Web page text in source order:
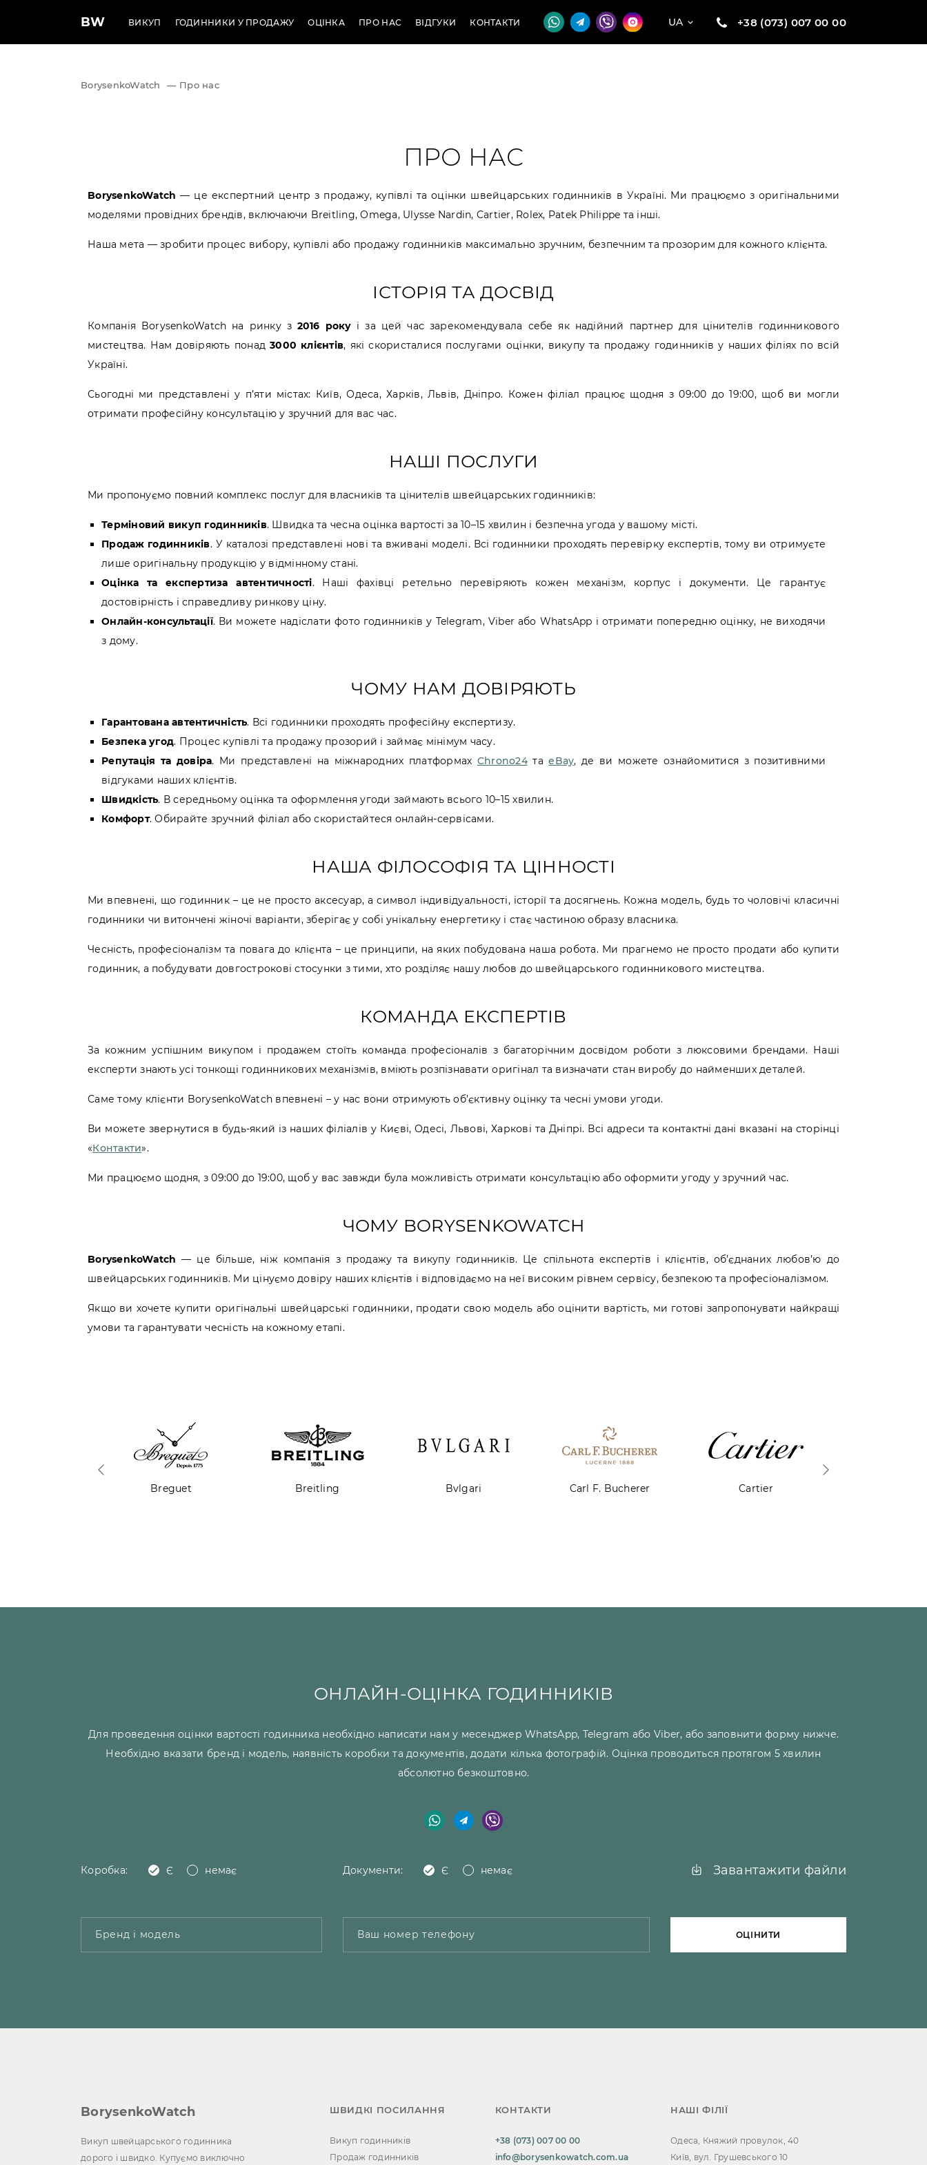
BW ВИКУП ГОДИННИКИ У ПРОДАЖУ ОЦІНКА ПРО НАС ВІДГУКИ КОНТАКТИ UA +38 (073) 007 00 00
BorysenkoWatch — Про нас
ПРО НАС
BorysenkoWatch — це експертний центр з продажу, купівлі та оцінки швейцарських годинників в Україні. Ми працюємо з оригінальними
моделями провідних брендів, включаючи Breitling, Omega, Ulysse Nardin, Cartier, Rolex, Patek Philippe та інші.
Наша мета — зробити процес вибору, купівлі або продажу годинників максимально зручним, безпечним та прозорим для кожного клієнта.
ІСТОРІЯ ТА ДОСВІД
Компанія BorysenkoWatch на ринку з 2016 року і за цей час зарекомендувала себе як надійний партнер для цінителів годинникового
мистецтва. Нам довіряють понад3000 клієнтів, які скористалися послугами оцінки, викупу та продажу годинників у наших філіях по всій
Україні.
Сьогодні ми представлені у п’яти містах: Київ, Одеса, Харків, Львів, Дніпро. Кожен філіал працює щодня з 09:00 до 19:00, щоб ви могли
отримати професійну консультацію у зручний для вас час.
НАШІ ПОСЛУГИ
Ми пропонуємо повний комплекс послуг для власників та цінителів швейцарських годинників:
Терміновий викуп годинників. Швидка та чесна оцінка вартості за 10–15 хвилин і безпечна угода у вашому місті.
Продаж годинників. У каталозі представлені нові та вживані моделі. Всі годинники проходять перевірку експертів, тому ви отримуєте
лише оригінальну продукцію у відмінному стані.
Оцінка та експертиза автентичності. Наші фахівці ретельно перевіряють кожен механізм, корпус і документи. Це гарантує
достовірність і справедливу ринкову ціну.
Онлайн-консультації. Ви можете надіслати фото годинників у Telegram, Viber або WhatsApp і отримати попередню оцінку, не виходячи
з дому.
ЧОМУ НАМ ДОВІРЯЮТЬ
Гарантована автентичність. Всі годинники проходять професійну експертизу.
Безпека угод. Процес купівлі та продажу прозорий і займає мінімум часу.
Репутація та довіра. Ми представлені на міжнародних платформах Chrono24таeBay, де ви можете ознайомитися з позитивними
відгуками наших клієнтів.
Швидкість. В середньому оцінка та оформлення угоди займають всього 10–15 хвилин.
Комфорт. Обирайте зручний філіал або скористайтеся онлайн-сервісами.
НАША ФІЛОСОФІЯ ТА ЦІННОСТІ
Ми впевнені, що годинник – це не просто аксесуар, а символ індивідуальності, історії та досягнень. Кожна модель, будь то чоловічі класичні
годинники чи витончені жіночі варіанти, зберігає у собі унікальну енергетику і стає частиною образу власника.
Чесність, професіоналізм та повага до клієнта – це принципи, на яких побудована наша робота. Ми прагнемо не просто продати або купити
годинник, а побудувати довгострокові стосунки з тими, хто розділяє нашу любов до швейцарського годинникового мистецтва.
КОМАНДА ЕКСПЕРТІВ
За кожним успішним викупом і продажем стоїть команда професіоналів з багаторічним досвідом роботи з люксовими брендами. Наші
експерти знають усі тонкощі годинникових механізмів, вміють розпізнавати оригінал та визначати стан виробу до найменших деталей.
Саме тому клієнти BorysenkoWatch впевнені – у нас вони отримують об’єктивну оцінку та чесні умови угоди.
Ви можете звернутися в будь-який із наших філіалів у Києві, Одесі, Львові, Харкові та Дніпрі. Всі адреси та контактні дані вказані на сторінці
«Контакти».
Ми працюємо щодня, з 09:00 до 19:00, щоб у вас завжди була можливість отримати консультацію або оформити угоду у зручний час.
ЧОМУ BORYSENKOWATCH
BorysenkoWatch — це більше, ніж компанія з продажу та викупу годинників. Це спільнота експертів і клієнтів, об’єднаних любов’ю до
швейцарських годинників. Ми цінуємо довіру наших клієнтів і відповідаємо на неї високим рівнем сервісу, безпекою та професіоналізмом.
Якщо ви хочете купити оригінальні швейцарські годинники, продати свою модель або оцінити вартість, ми готові запропонувати найкращі
умови та гарантувати чесність на кожному етапі.
Breitling Bvlgari Carl F. Bucherer Cartier Chopard
ОНЛАЙН-ОЦІНКА ГОДИННИКІВ
Для проведення оцінки вартості годинника необхідно написати нам у месенджер WhatsApp, Telegram або Viber, або заповнити форму нижче.
Необхідно вказати бренд і модель, наявність коробки та документів, додати кілька фотографій. Оцінка проводиться протягом 5 хвилин
абсолютно безкоштовно.
Коробка: Є немає Документи: Є немає Завантажити файли
ОЦІНИТИ
BorysenkoWatch
Викуп швейцарського годинника
дорого і швидко. Купуємо виключно
ШВИДКІ ПОСИЛАННЯ
Викуп годинників
Продаж годинників
КОНТАКТИ
+38 (073) 007 00 00
info@borysenkowatch.com.ua
НАШІ ФІЛІЇ
Одеса, Княжий провулок, 40
Київ, вул. Грушевського 10